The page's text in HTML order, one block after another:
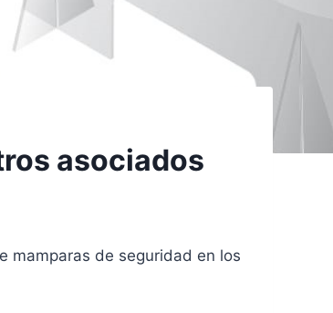
asociados
mamparas de seguridad en los